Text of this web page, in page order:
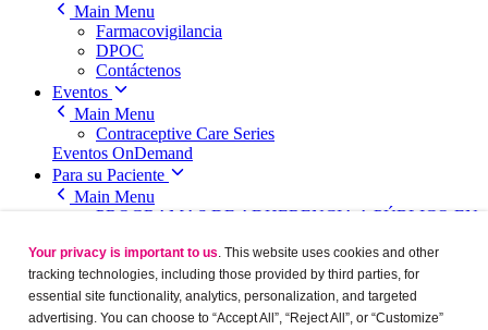
Main Menu
Farmacovigilancia
DPOC
Contáctenos
Eventos
Main Menu
Contraceptive Care Series
Eventos OnDemand
Para su Paciente
Main Menu
PROGRAMAS DE ADHERENCIA A PÚBLICO EN
Organon Academy
+ Más
Close
Your privacy is important to us . This website uses cookies and other
tracking technologies, including those provided by third parties, for
essential site functionality, analytics, personalization, and targeted
advertising. You can choose to “Accept All”, “Reject All”, or “Customize”